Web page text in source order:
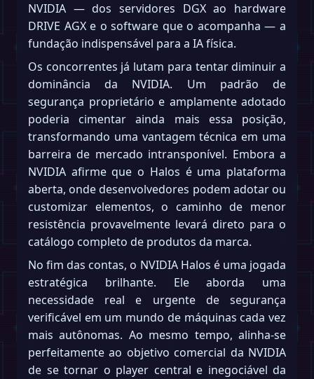
NVIDIA — dos servidores DGX ao hardware
DRIVE AGX e o software que o acompanha — a
fundação indispensável para a IA física.
Os concorrentes já lutam para tentar diminuir a
dominância da NVIDIA. Um padrão de
segurança proprietário e amplamente adotado
poderia cimentar ainda mais essa posição,
transformando uma vantagem técnica em uma
barreira de mercado intransponível. Embora a
NVIDIA afirme que o Halos é uma plataforma
aberta, onde desenvolvedores podem adotar ou
customizar elementos, o caminho de menor
resistência provavelmente levará direto para o
catálogo completo de produtos da marca.
No fim das contas, o NVIDIA Halos é uma jogada
estratégica brilhante. Ele aborda uma
necessidade real e urgente de segurança
verificável em um mundo de máquinas cada vez
mais autônomas. Ao mesmo tempo, alinha-se
perfeitamente ao objetivo comercial da NVIDIA
de se tornar o player central e inegociável da